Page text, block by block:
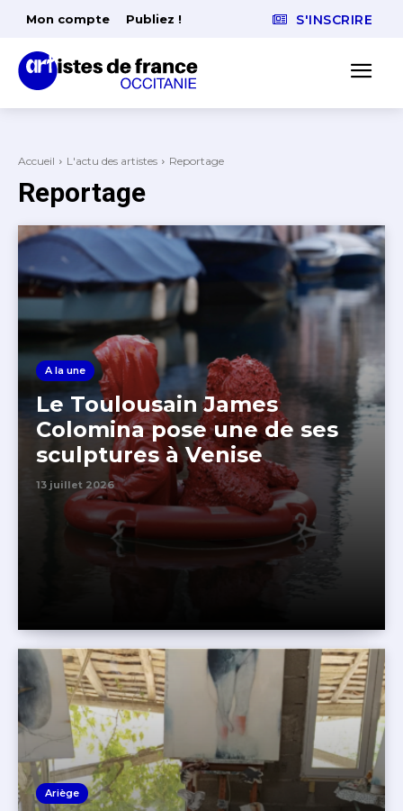
Mon compte Publiez ! S'INSCRIRE
Accueil L'actu des artistes Reportage
Reportage
A la une
Le Toulousain James
Colomina pose une de ses
sculptures à Venise
13 juillet 2026
Ariège